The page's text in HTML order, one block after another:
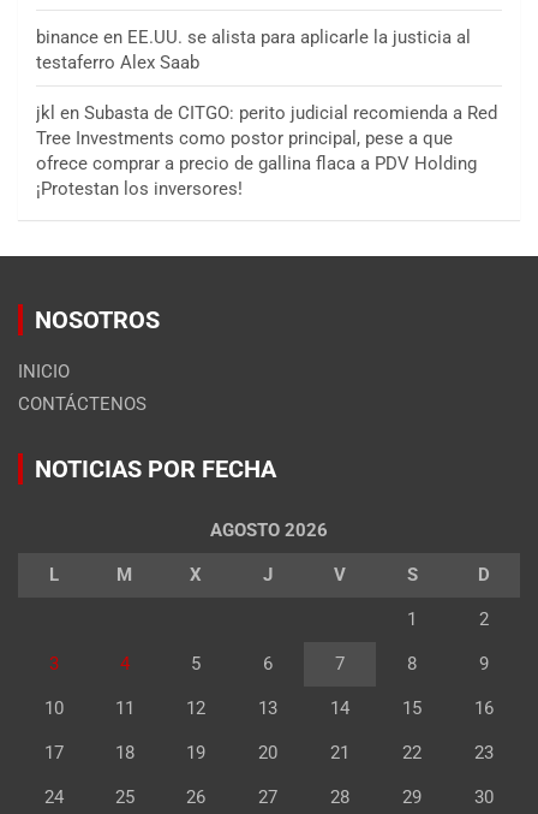
binance en EE.UU. se alista para aplicarle la justicia al
testaferro Alex Saab
jkl en Subasta de CITGO: perito judicial recomienda a Red
Tree Investments como postor principal, pese a que
ofrece comprar a precio de gallina flaca a PDV Holding
¡Protestan los inversores!
NOSOTROS
INICIO
CONTÁCTENOS
NOTICIAS POR FECHA
AGOSTO 2026
L M X J V S D
1 2
3 4 5 6 7 8 9
10 11 12 13 14 15 16
17 18 19 20 21 22 23
24 25 26 27 28 29 30